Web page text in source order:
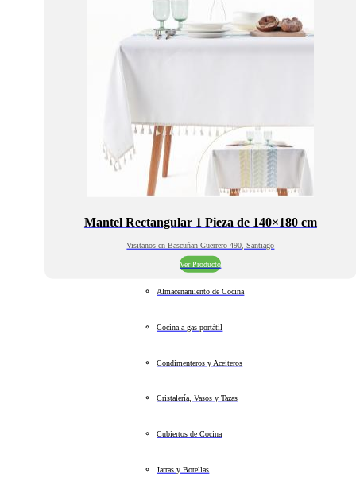
Mantel Rectangular 1 Pieza de 140×180 cm
Visitanos en Bascuñan Guerrero 490, Santiago
Ver Producto
Almacenamiento de Cocina
Cocina a gas portátil
Condimenteros y Aceiteros
Cristalería, Vasos y Tazas
Cubiertos de Cocina
Jarras y Botellas